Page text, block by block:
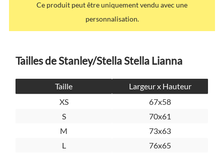
Ce produit peut être uniquement vendu avec une
personnalisation.
Tailles de Stanley/Stella Stella Lianna
Taille
Largeur x Hauteur
XS
67x58
S
70x61
M
73x63
L
76x65